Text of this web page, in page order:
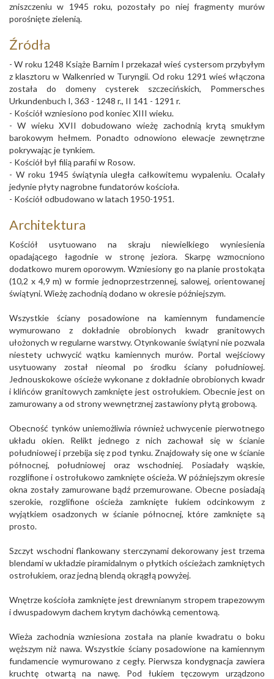
zniszczeniu w 1945 roku, pozostały po niej fragmenty murów
porośnięte zielenią.
Źródła
- W roku 1248 Książe Barnim I przekazał wieś cystersom przybyłym
z klasztoru w Walkenried w Turyngii. Od roku 1291 wieś włączona
została do domeny cysterek szczecińskich, Pommersches
Urkundenbuch I, 363 - 1248 r., II 141 - 1291 r.
- Kościół wzniesiono pod koniec XIII wieku.
- W wieku XVII dobudowano wieżę zachodnią krytą smukłym
barokowym hełmem. Ponadto odnowiono elewacje zewnętrzne
pokrywając je tynkiem.
- Kościół był filią parafii w Rosow.
- W roku 1945 świątynia uległa całkowitemu wypaleniu. Ocalały
jedynie płyty nagrobne fundatorów kościoła.
- Kościół odbudowano w latach 1950-1951.
Architektura
Kościół usytuowano na skraju niewielkiego wyniesienia
opadającego łagodnie w stronę jeziora. Skarpę wzmocniono
dodatkowo murem oporowym. Wzniesiony go na planie prostokąta
(10,2 x 4,9 m) w formie jednoprzestrzennej, salowej, orientowanej
świątyni. Wieżę zachodnią dodano w okresie późniejszym.
Wszystkie ściany posadowione na kamiennym fundamencie
wymurowano z dokładnie obrobionych kwadr granitowych
ułożonych w regularne warstwy. Otynkowanie świątyni nie pozwala
niestety uchwycić wątku kamiennych murów. Portal wejściowy
usytuowany został nieomal po środku ściany południowej.
Jednouskokowe ościeże wykonane z dokładnie obrobionych kwadr
i klińców granitowych zamknięte jest ostrołukiem. Obecnie jest on
zamurowany a od strony wewnętrznej zastawiony płytą grobową.
Obecność tynków uniemożliwia również uchwycenie pierwotnego
układu okien. Relikt jednego z nich zachował się w ścianie
południowej i przebija się z pod tynku. Znajdowały się one w ścianie
północnej, południowej oraz wschodniej. Posiadały wąskie,
rozglifione i ostrołukowo zamknięte ościeża. W późniejszym okresie
okna zostały zamurowane bądź przemurowane. Obecne posiadają
szerokie, rozglifione ościeża zamknięte łukiem odcinkowym z
wyjątkiem osadzonych w ścianie północnej, które zamknięte są
prosto.
Szczyt wschodni flankowany sterczynami dekorowany jest trzema
blendami w układzie piramidalnym o płytkich ościeżach zamkniętych
ostrołukiem, oraz jedną blendą okrągłą powyżej.
Wnętrze kościoła zamknięte jest drewnianym stropem trapezowym
i dwuspadowym dachem krytym dachówką cementową.
Wieża zachodnia wzniesiona została na planie kwadratu o boku
węższym niż nawa. Wszystkie ściany posadowione na kamiennym
fundamencie wymurowano z cegły. Pierwsza kondygnacja zawiera
kruchtę otwartą na nawę. Pod łukiem tęczowym urządzono